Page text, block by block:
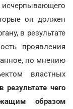
он должен
в результате
проявления
по мнению
властных
в результате чего
образом